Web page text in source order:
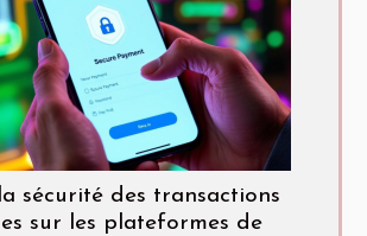
sécurité des transactions
sur les plateformes de